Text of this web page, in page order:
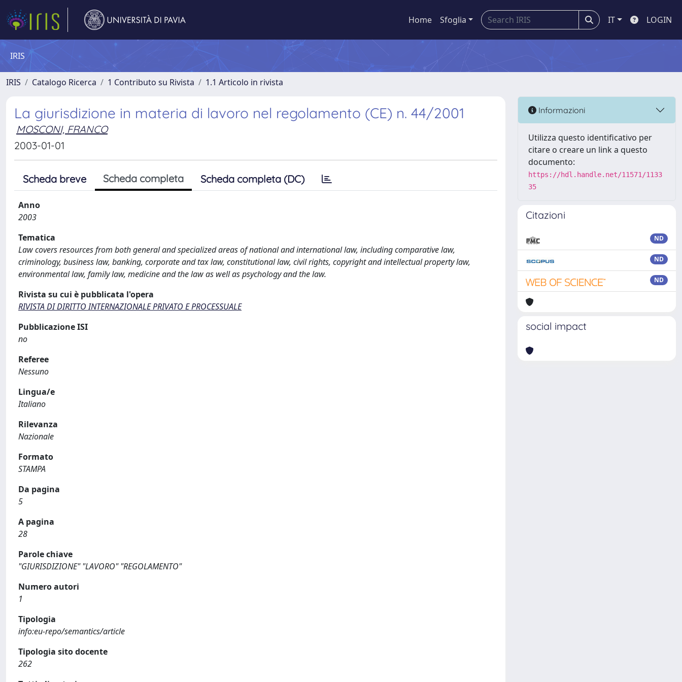
Home Sfoglia IT LOGIN
IRIS
IRIS Catalogo Ricerca 1 Contributo su Rivista 1.1 Articolo in rivista
La giurisdizione in materia di lavoro nel regolamento (CE) n. 44/2001
MOSCONI, FRANCO
2003-01-01
Scheda breve Scheda completa Scheda completa (DC)
Anno
2003
Tematica
Law covers resources from both general and specialized areas of national and international law, including comparative law,
criminology, business law, banking, corporate and tax law, constitutional law, civil rights, copyright and intellectual property law,
environmental law, family law, medicine and the law as well as psychology and the law.
Rivista su cui è pubblicata l'opera
RIVISTA DI DIRITTO INTERNAZIONALE PRIVATO E PROCESSUALE
Pubblicazione ISI
no
Referee
Nessuno
Lingua/e
Italiano
Rilevanza
Nazionale
Formato
STAMPA
Da pagina
5
A pagina
28
Parole chiave
"GIURISDIZIONE" "LAVORO" "REGOLAMENTO"
Numero autori
1
Tipologia
info:eu-repo/semantics/article
Tipologia sito docente
262
Informazioni
Utilizza questo identificativo per
citare o creare un link a questo
documento:
https://hdl.handle.net/11571/1133
35
Citazioni
ND
ND
ND
social impact